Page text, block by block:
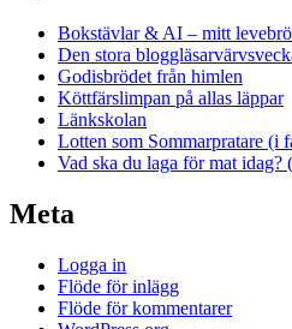
Bokstävlar & AI – mitt
Den stora
Godisbrödet från himlen
Köttfärslimpan på allas läppar
Länkskolan
Lotten som Sommarpratare (i
Vad ska du laga för mat idag?
Meta
Logga in
Flöde för inlägg
Flöde för kommentarer